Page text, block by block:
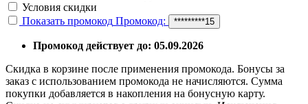
Условия скидки
Показать промокод Промокод: *********15
Промокод действует до: 05.09.2026
Скидка в корзине после применения промокода. Бонусы за
заказ с использованием промокода не начисляются. Сумма
покупки добавляется в накопления на бонусную карту.